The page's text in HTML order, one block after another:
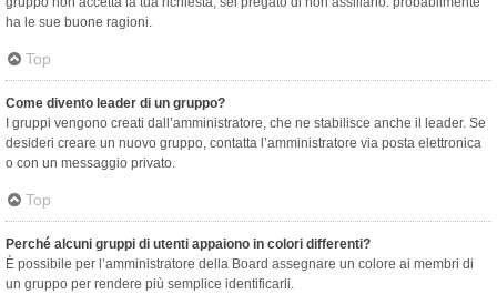
ha le sue buone ragioni.
Top
Come divento leader di un gruppo?
I gruppi vengono creati dall’amministratore, che ne stabilisce anche il leader. Se
desideri creare un nuovo gruppo, contatta l’amministratore via posta elettronica
o con un messaggio privato.
Top
Perché alcuni gruppi di utenti appaiono in colori differenti?
È possibile per l’amministratore della Board assegnare un colore ai membri di
un gruppo per rendere più semplice identificarli.